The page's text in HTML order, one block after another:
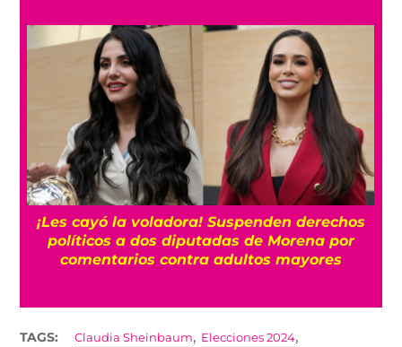
¡Les cayó la voladora! Suspenden derechos
políticos a dos diputadas de Morena por
comentarios contra adultos mayores
TAGS: Claudia Sheinbaum, Elecciones 2024,